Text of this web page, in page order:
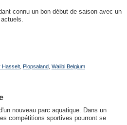
connu un bon début de saison avec un
Hasselt, Plopsaland Walibi Belgium
nouveau parc aquatique. Dans un
compétitions sportives pourront se